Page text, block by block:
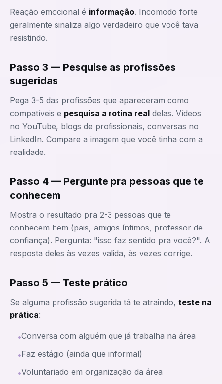
Reação emocional é informação. Incomodo forte
geralmente sinaliza algo verdadeiro que você tava
resistindo.
Passo 3 — Pesquise as profissões
sugeridas
Pega 3-5 das profissões que apareceram como
compatíveis e pesquisa a rotina real delas. Vídeos
no YouTube, blogs de profissionais, conversas no
LinkedIn. Compare a imagem que você tinha com a
realidade.
Passo 4 — Pergunte pra pessoas que te
conhecem
Mostra o resultado pra 2-3 pessoas que te
conhecem bem (pais, amigos íntimos, professor de
confiança). Pergunta: "isso faz sentido pra você?". A
resposta deles às vezes valida, às vezes corrige.
Passo 5 — Teste prático
Se alguma profissão sugerida tá te atraindo, teste na
prática:
•Conversa com alguém que já trabalha na área
•Faz estágio (ainda que informal)
•Voluntariado em organização da área